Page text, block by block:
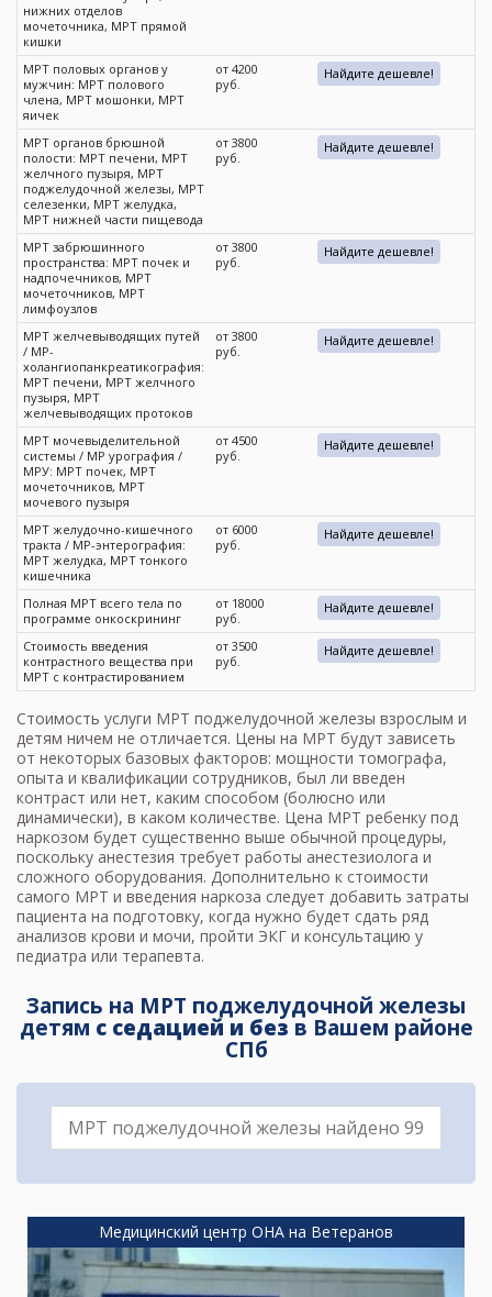
нижних отделов
мочеточника, МРТ прямой
кишки
МРТ половых органов у
мужчин: МРТ полового
члена, МРТ мошонки, МРТ
яичек
от 4200
руб.
Найдите дешевле!
МРТ органов брюшной
полости: МРТ печени, МРТ
желчного пузыря, МРТ
поджелудочной железы, МРТ
селезенки, МРТ желудка,
МРТ нижней части пищевода
от 3800
руб.
Найдите дешевле!
МРТ забрюшинного
пространства: МРТ почек и
надпочечников, МРТ
мочеточников, МРТ
лимфоузлов
от 3800
руб.
Найдите дешевле!
МРТ желчевыводящих путей
/ МР-
холангиопанкреатикография:
МРТ печени, МРТ желчного
пузыря, МРТ
желчевыводящих протоков
от 3800
руб.
Найдите дешевле!
МРТ мочевыделительной
системы / МР урография /
МРУ: МРТ почек, МРТ
мочеточников, МРТ
мочевого пузыря
от 4500
руб.
Найдите дешевле!
МРТ желудочно-кишечного
тракта / МР-энтерография:
МРТ желудка, МРТ тонкого
кишечника
от 6000
руб.
Найдите дешевле!
Полная МРТ всего тела по
программе онкоскрининг
от 18000
руб.
Найдите дешевле!
Стоимость введения
контрастного вещества при
МРТ с контрастированием
от 3500
руб.
Найдите дешевле!
Стоимость услуги МРТ поджелудочной железы взрослым и
детям ничем не отличается. Цены на МРТ будут зависеть
от некоторых базовых факторов: мощности томографа,
опыта и квалификации сотрудников, был ли введен
контраст или нет, каким способом (болюсно или
динамически), в каком количестве. Цена МРТ ребенку под
наркозом будет существенно выше обычной процедуры,
поскольку анестезия требует работы анестезиолога и
сложного оборудования. Дополнительно к стоимости
самого МРТ и введения наркоза следует добавить затраты
пациента на подготовку, когда нужно будет сдать ряд
анализов крови и мочи, пройти ЭКГ и консультацию у
педиатра или терапевта.
Запись на МРТ поджелудочной железы
детям с седацией и без в Вашем районе
СПб
Медицинский центр ОНА на Ветеранов